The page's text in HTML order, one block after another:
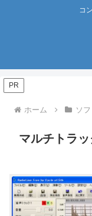
コ
PR
ホーム ソ
マルチトラ